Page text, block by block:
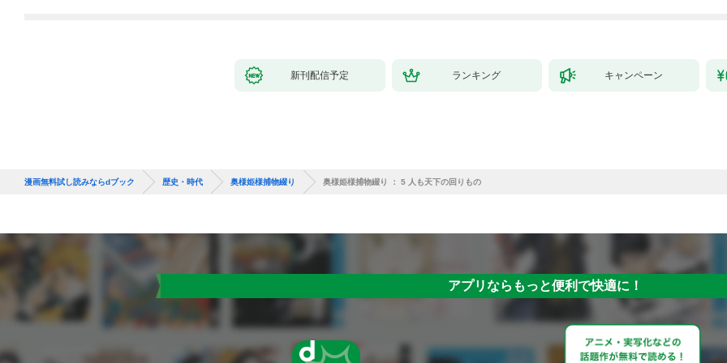
新刊配信予定 ランキング キャンペーン
漫画無料試し読みならdブック 歴史・時代 奥様姫様捕物綴り 奥様姫様捕物綴り ： 5 人も天下の回りもの
アプリならもっと便利で快適に！